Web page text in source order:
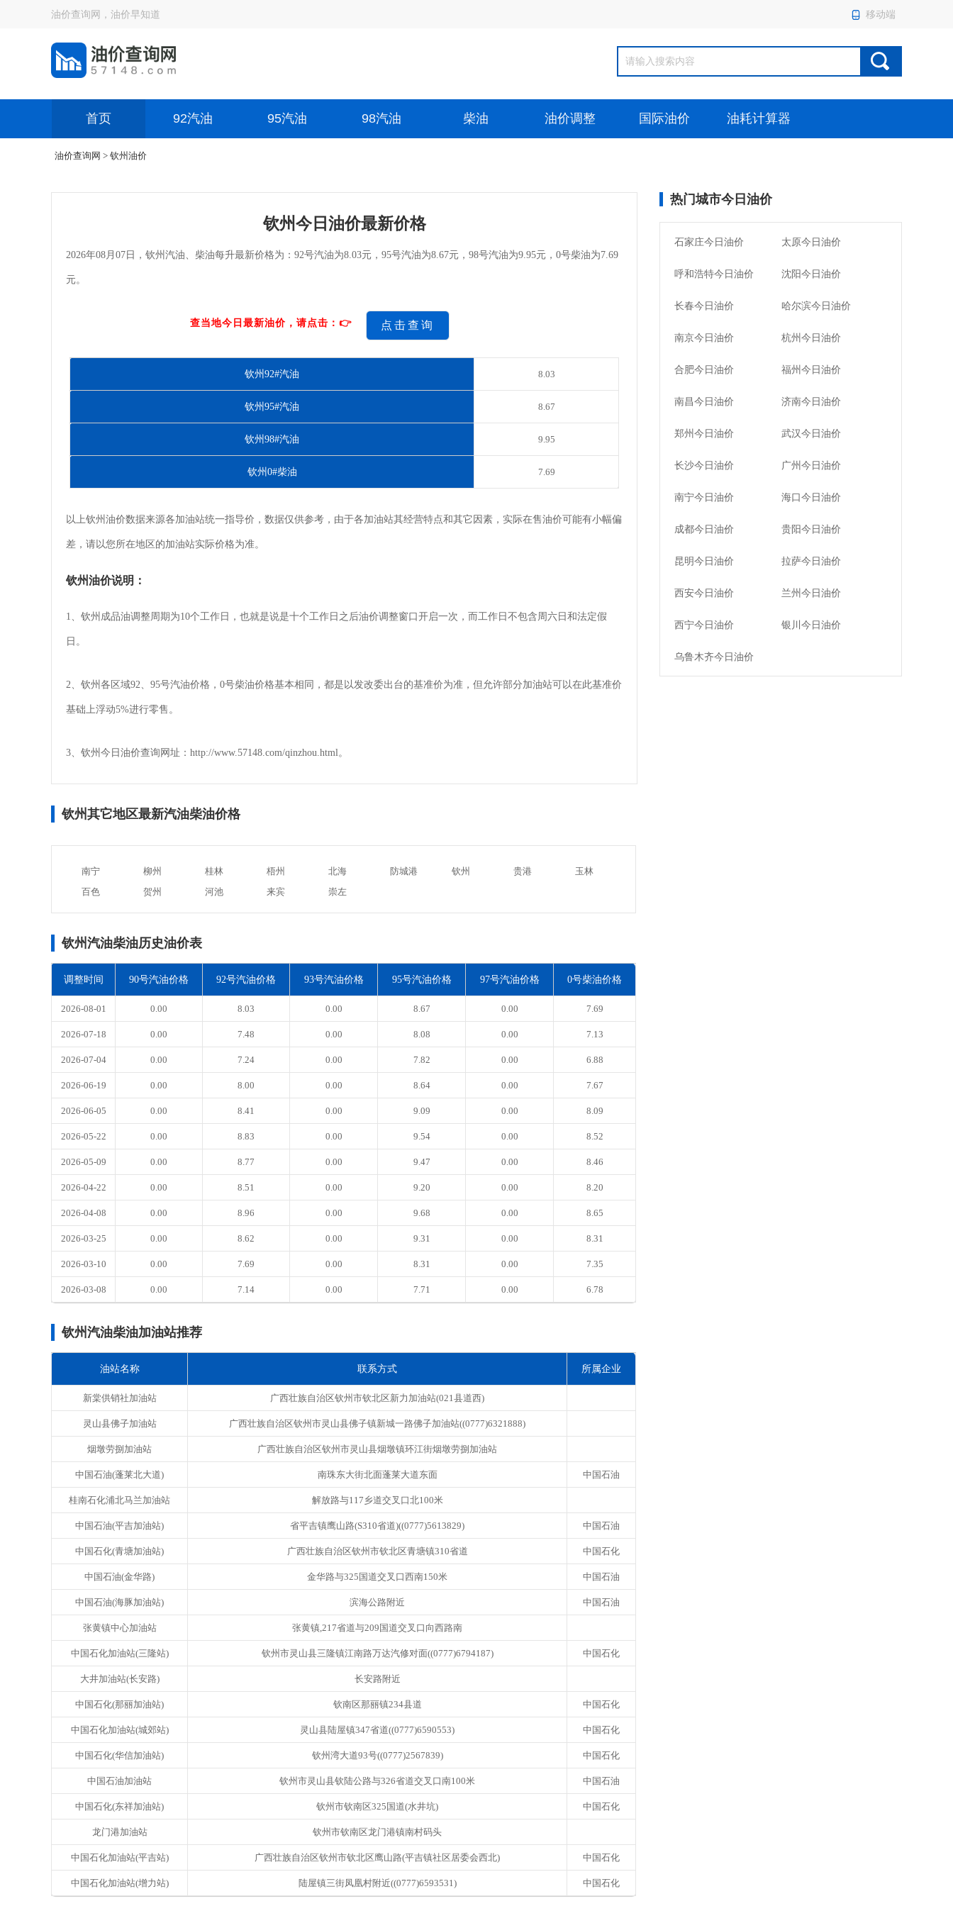
油价查询网，油价早知道 移动端
首页 92汽油 95汽油 98汽油 柴油 油价调整 国际油价 油耗计算器
油价查询网 > 钦州油价
钦州今日油价最新价格
2026年08月07日，钦州汽油、柴油每升最新价格为：92号汽油为8.03元，95号汽油为8.67元，98号汽油为9.95元，0号柴油为7.69
元。
查当地今日最新油价，请点击：👉 点击查询
钦州92#汽油 8.03
钦州95#汽油 8.67
钦州98#汽油 9.95
钦州0#柴油 7.69
以上钦州油价数据来源各加油站统一指导价，数据仅供参考，由于各加油站其经营特点和其它因素，实际在售油价可能有小幅偏
差，请以您所在地区的加油站实际价格为准。
钦州油价说明：
1、钦州成品油调整周期为10个工作日，也就是说是十个工作日之后油价调整窗口开启一次，而工作日不包含周六日和法定假
日。
2、钦州各区域92、95号汽油价格，0号柴油价格基本相同，都是以发改委出台的基准价为准，但允许部分加油站可以在此基准价
基础上浮动5%进行零售。
3、钦州今日油价查询网址：http://www.57148.com/qinzhou.html。
钦州其它地区最新汽油柴油价格
南宁 柳州 桂林 梧州 北海 防城港 钦州 贵港
玉林
百色
贺州 河池 来宾 崇左
钦州汽油柴油历史油价表
调整时间 90号汽油价格 92号汽油价格 93号汽油价格 95号汽油价格 97号汽油价格 0号柴油价格
2026-08-01 0.00 8.03 0.00 8.67 0.00 7.69
2026-07-18 0.00 7.48 0.00 8.08 0.00 7.13
2026-07-04 0.00 7.24 0.00 7.82 0.00 6.88
2026-06-19 0.00 8.00 0.00 8.64 0.00 7.67
2026-06-05 0.00 8.41 0.00 9.09 0.00 8.09
2026-05-22 0.00 8.83 0.00 9.54 0.00 8.52
2026-05-09 0.00 8.77 0.00 9.47 0.00 8.46
2026-04-22 0.00 8.51 0.00 9.20 0.00 8.20
2026-04-08 0.00 8.96 0.00 9.68 0.00 8.65
2026-03-25 0.00 8.62 0.00 9.31 0.00 8.31
2026-03-10 0.00 7.69 0.00 8.31 0.00 7.35
2026-03-08 0.00 7.14 0.00 7.71 0.00 6.78
钦州汽油柴油加油站推荐
油站名称 联系方式 所属企业
新棠供销社加油站 广西壮族自治区钦州市钦北区新力加油站(021县道西)
灵山县佛子加油站 广西壮族自治区钦州市灵山县佛子镇新城一路佛子加油站((0777)6321888)
烟墩劳捌加油站 广西壮族自治区钦州市灵山县烟墩镇环江街烟墩劳捌加油站
中国石油(蓬莱北大道) 南珠东大街北面蓬莱大道东面 中国石油
桂南石化浦北马兰加油站 解放路与117乡道交叉口北100米
中国石油(平吉加油站) 省平吉镇鹰山路(S310省道)((0777)5613829) 中国石油
中国石化(青塘加油站) 广西壮族自治区钦州市钦北区青塘镇310省道 中国石化
中国石油(金华路) 金华路与325国道交叉口西南150米 中国石油
中国石油(海豚加油站) 滨海公路附近 中国石油
张黄镇中心加油站 张黄镇,217省道与209国道交叉口向西路南
中国石化加油站(三隆站) 钦州市灵山县三隆镇江南路万达汽修对面((0777)6794187) 中国石化
大井加油站(长安路) 长安路附近
中国石化(那丽加油站) 钦南区那丽镇234县道 中国石化
中国石化加油站(城郊站) 灵山县陆屋镇347省道((0777)6590553) 中国石化
中国石化(华信加油站) 钦州湾大道93号((0777)2567839) 中国石化
中国石油加油站 钦州市灵山县钦陆公路与326省道交叉口南100米 中国石油
中国石化(东祥加油站) 钦州市钦南区325国道(水井坑) 中国石化
龙门港加油站 钦州市钦南区龙门港镇南村码头
中国石化加油站(平吉站) 广西壮族自治区钦州市钦北区鹰山路(平吉镇社区居委会西北) 中国石化
中国石化加油站(增力站) 陆屋镇三街凤凰村附近((0777)6593531) 中国石化
热门城市今日油价
石家庄今日油价 太原今日油价
呼和浩特今日油价 沈阳今日油价
长春今日油价 哈尔滨今日油价
南京今日油价 杭州今日油价
合肥今日油价 福州今日油价
南昌今日油价 济南今日油价
郑州今日油价 武汉今日油价
长沙今日油价 广州今日油价
南宁今日油价 海口今日油价
成都今日油价 贵阳今日油价
昆明今日油价 拉萨今日油价
西安今日油价 兰州今日油价
西宁今日油价 银川今日油价
乌鲁木齐今日油价